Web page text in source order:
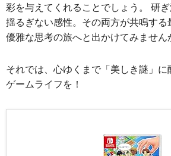
彩を与えてくれることでしょう。 研ぎ
揺るぎない感性。その両方が共鳴する
優雅な思考の旅へと出かけてみません
それでは、心ゆくまで「美しき謎」
ゲームライフを！